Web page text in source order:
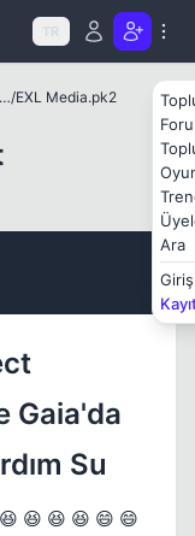
TR
Ara
Giriş
iSro Ücretsiz Botlar ve Diğer Programlar/EXL Media.pk2
Gaia'da
Su
😆 😆 😆 😄 😄
Kapat